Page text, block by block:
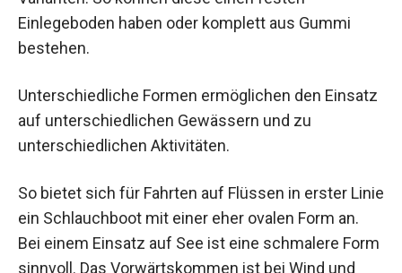
Einlegeboden haben oder komplett aus Gummi
bestehen.
Unterschiedliche Formen ermöglichen den Einsatz
auf unterschiedlichen Gewässern und zu
unterschiedlichen Aktivitäten.
So bietet sich für Fahrten auf Flüssen in erster Linie
ein Schlauchboot mit einer eher ovalen Form an.
Bei einem Einsatz auf See ist eine schmalere Form
sinnvoll. Das Vorwärtskommen ist bei Wind und